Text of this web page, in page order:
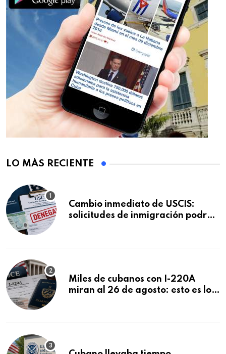
LO MÁS RECIENTE
Cambio inmediato de USCIS:
solicitudes de inmigración podrán
Miles de cubanos con I-220A
miran al 26 de agosto: esto es lo